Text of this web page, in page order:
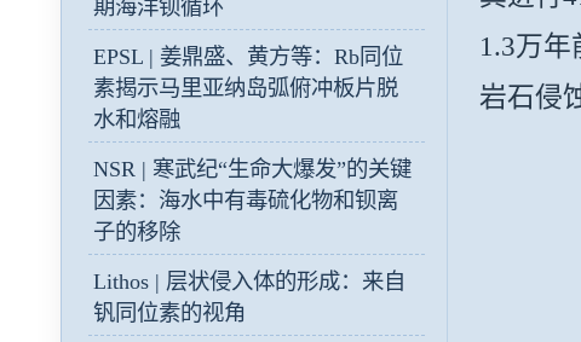
期海洋钡循环
EPSL | 姜鼎盛、黄方等：Rb同位
素揭示马里亚纳岛弧俯冲板片脱
水和熔融
NSR | 寒武纪“生命大爆发”的关键
因素：海水中有毒硫化物和钡离
子的移除
Lithos | 层状侵入体的形成：来自
钒同位素的视角
1.3万
岩石侵